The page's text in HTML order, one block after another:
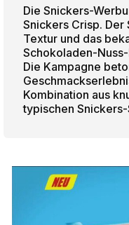
Die Snickers-
Snickers Crisp.
Textur und das
Schokoladen-
Die Kampagne
Kombination aus
typischen